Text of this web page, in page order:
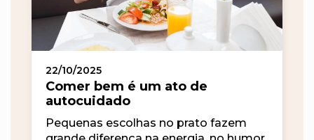
22/10/2025
Comer bem é um ato de
autocuidado
Pequenas escolhas no prato fazem